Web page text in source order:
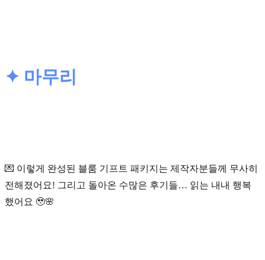
✦ 마무리
💌 이렇게 완성된 블룸 기프트 패키지는 제작자분들께 무사히
전해졌어요! 그리고 돌아온 수많은 후기들… 읽는 내내 행복
했어요 🥹🌸